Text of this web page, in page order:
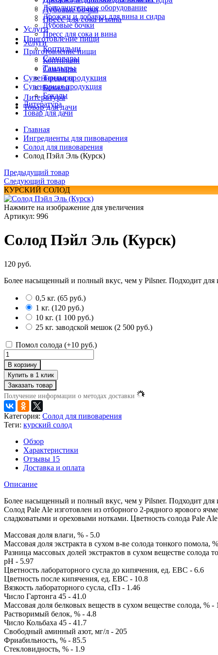
Дубовые бочки
Пресс для сока и вина
Услуги
Приготовление пищи
Коптильни
Самовары
Тандыры
Сувенирная продукция
Бокалы
Литература
Товар для дачи
Дополнительное оборудование
Дрожжи и добавки для вина и сидра
Дубовые бочки
Пресс для сока и вина
Услуги
Приготовление пищи
Коптильни
Самовары
Тандыры
Сувенирная продукция
Бокалы
Литература
Товар для дачи
Главная
Ингредиенты для пивоварения
Солод для пивоварения
Солод Пэйл Эль (Курск)
Предыдущий товар
Следующий товар
КУРСКИЙ СОЛОД
Нажмите на изображение для увеличения
Артикул: 996
Солод Пэйл Эль (Курск)
120 руб.
Более насыщенный и полный вкус, чем у Pilsner. Подходит для
0,5 кг. (65 руб.)
1 кг. (120 руб.)
10 кг. (1 100 руб.)
25 кг. заводской мешок (2 500 руб.)
Помол солода (+10 руб.)
В корзину
Заказать товар
Получение информации о методах доставки
Категория: Солод для пивоварения
Теги: курский солод
Обзор
Характеристики
Отзывы 15
Доставка и оплата
Описание
Более насыщенный и полный вкус, чем у Pilsner. Подходит для
Солод Pale Ale изготовлен из отборного 2-рядного ярового
сладковатыми и ореховыми нотками. Цветность солода Pale
Массовая доля влаги, % - 5.0
Массовая доля экстракта в сухом в-ве солода тонкого помола,
Разница массовых долей экстрактов в сухом веществе солода
pH - 5.97
Цветность лабораторного сусла до кипячения, ед. EBC - 6.6
Цветность после кипячения, ед. EBC - 10.8
Вязкость лабораторного сусла, сПз - 1.46
Число Гартонга 45 - 41.0
Массовая доля белковых веществ в сухом веществе солода, % -
Растворимый белок, % - 4.8
Число Кольбаха 45 - 41.7
Свободный аминный азот, мг/л - 205
Фриабильность, % - 85.5
Стекловидность, % - 1.9